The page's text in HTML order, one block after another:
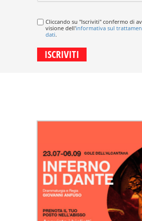
Cliccando su "Iscriviti" confermo di
visione dell'informativa sul
dati.